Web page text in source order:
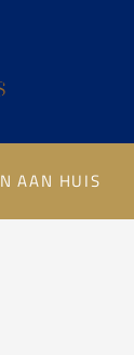
AAN HUIS